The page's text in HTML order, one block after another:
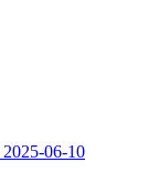
2025-06-10